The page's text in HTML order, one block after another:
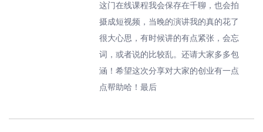
这门在线课程我会保存在千聊，也会拍
摄成短视频，当晚的演讲我的真的花了
很大心思，有时候讲的有点紧张，会忘
词，或者说的比较乱。还请大家多多包
涵！希望这次分享对大家的创业有一点
点帮助哈！最后